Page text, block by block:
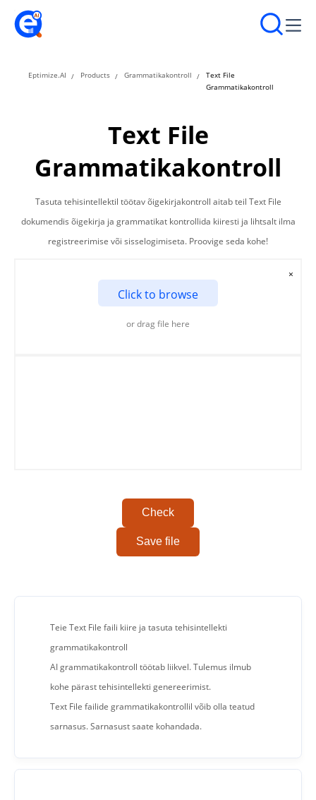
Eptimize.AI Products Grammatikakontroll
Text File
Grammatikakontroll
Text File
Grammatikakontroll
Tasuta tehisintellektil töötav õigekirjakontroll aitab teil Text File
dokumendis õigekirja ja grammatikat kontrollida kiiresti ja lihtsalt ilma
registreerimise või sisselogimiseta. Proovige seda kohe!
Click to browse
or drag file here
×
Check
Save file
Teie Text File faili kiire ja tasuta tehisintellekti
grammatikakontroll
AI grammatikakontroll töötab liikvel. Tulemus ilmub
kohe pärast tehisintellekti genereerimist.
Text File failide grammatikakontrollil võib olla teatud
sarnasus. Sarnasust saate kohandada.